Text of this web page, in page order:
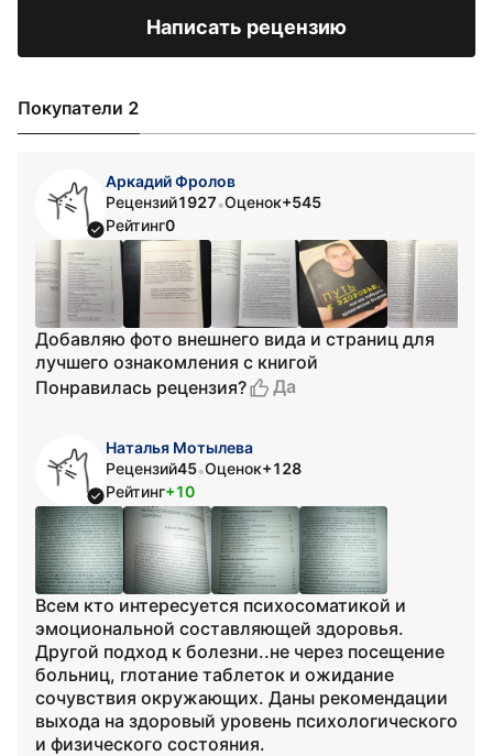
Написать рецензию
Покупатели 2
Аркадий Фролов
Рецензий1927•Оценок+545
Рейтинг0
Добавляю фото внешнего вида и страниц для
лучшего ознакомления с книгой
Понравилась рецензия?
Да
Наталья Мотылева
Рецензий45•Оценок+128
Рейтинг+10
Всем кто интересуется психосоматикой и
эмоциональной составляющей здоровья.
Другой подход к болезни..не через посещение
больниц, глотание таблеток и ожидание
сочувствия окружающих. Даны рекомендации
выхода на здоровый уровень психологического
и физического состояния.